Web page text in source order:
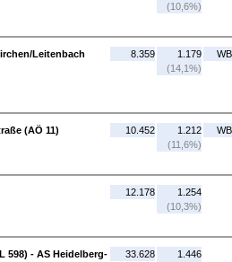
(10,6%)
Leitenbach
8.359
1.179
(14,1%)
(AÖ 11)
10.452
1.212
(11,6%)
12.178
1.254
(10,3%)
598) - AS Heidelberg-
33.628
1.446